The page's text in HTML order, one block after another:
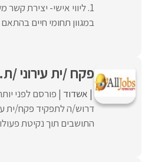
במגוון תחומי חיים בהתאם
פקח /ית עירוני /ת. (121 /
אשדוד פורסם לפני
התושבים תוך נקיטת